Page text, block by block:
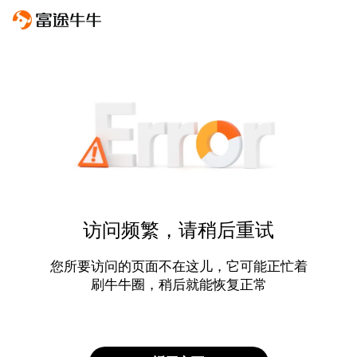
访问频繁，请稍后重试
您所要访问的页面不在这儿，它可能正忙着
刷牛牛圈，稍后就能恢复正常